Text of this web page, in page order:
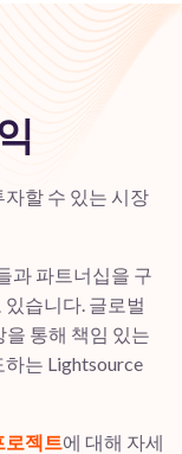
할 수 있는 시장
과 파트너십을 구
습니다. 글로벌
통해 책임 있는
는 Lightsource
로젝트에 대해 자세